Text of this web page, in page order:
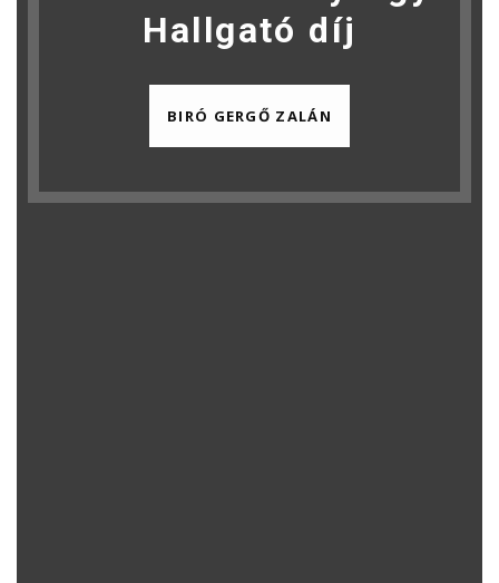
Hallgató díj
BIRÓ GERGŐ ZALÁN